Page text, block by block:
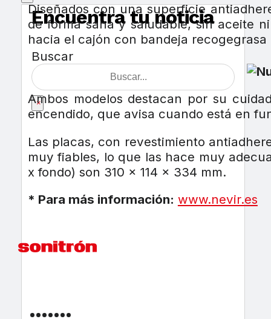
Encuentra tu noticia
Buscar
×
Diseñados con una superficie
de forma sana y saludable, sin aceite
hacia el cajón con bandeja
Ambos modelos destacan por su
encendido, que avisa cuando está en
Las placas, con revestimiento
muy fiables, lo que las hace muy
x fondo) son 310 x 114 x 334 mm.
* Para más información: www.nevir.es